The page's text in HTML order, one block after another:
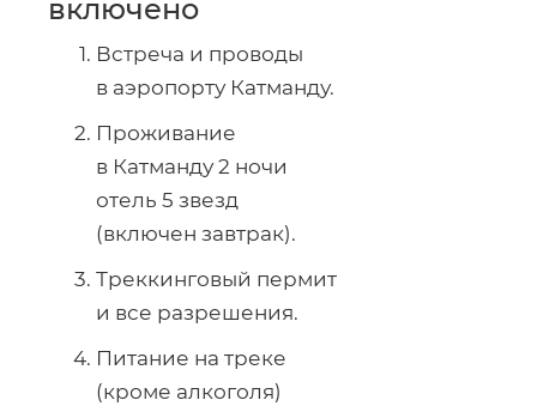
включено
Встреча и проводы
в аэропорту Катманду.
Проживание
в Катманду 2 ночи
отель 5 звезд
(включен завтрак).
Треккинговый пермит
и все разрешения.
Питание на треке
(кроме алкоголя)